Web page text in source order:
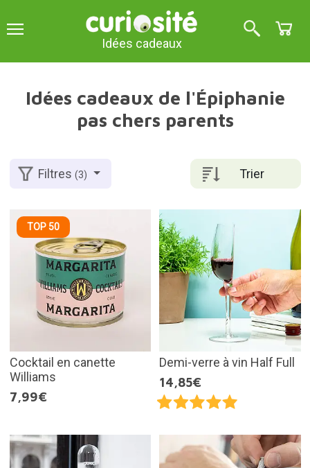
Idées cadeaux
Idées cadeaux de l'Épiphanie
pas chers parents
Trier
Filtres(3)
TOP 50
Cocktail en canette
Williams
7,99€
Demi-verre à vin Half Full
14,85€